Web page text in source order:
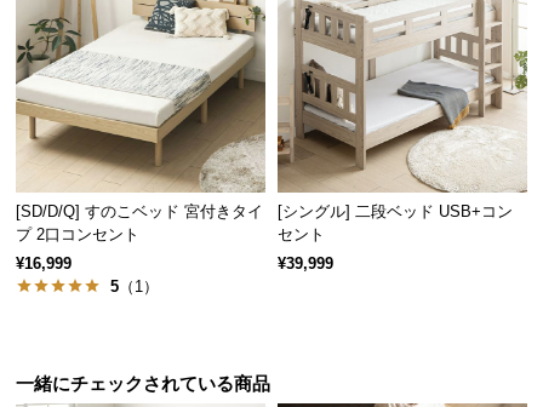
て
お
客
サ
ポ
ー
ト
知
フレームの内寸
[SD/D/Q] すのこベッド 宮付きタイ
プ 2口コンセント
¥16,999
5 （1）
[シングル] 二段ベッド USB+コン
セント
¥39,999
一緒にチェックされている商品